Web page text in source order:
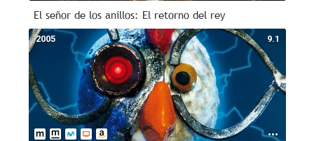
El señor de los anillos: El retorno del rey
9.1
2005